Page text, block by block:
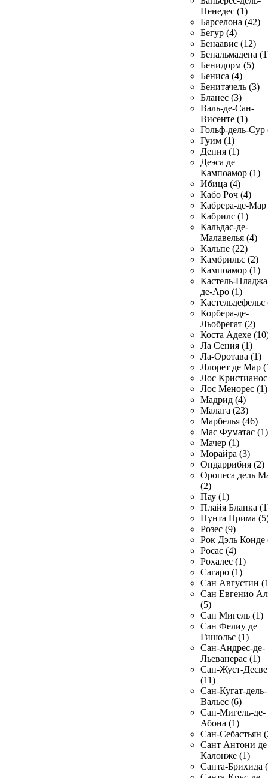
Пенедес (1)
Барселона (42)
Бегур (4)
Бенаавис (12)
Бенальмадена
Бенидорм (5)
Бениса (4)
Бенитачель (3)
Бланес (3)
Валь-де-Сан-
Висенте (1)
Гольф-дель-Сур
Гуим (1)
Дения (1)
Деэса де
Кампоамор (1)
Ибица (4)
Кабо Роч (4)
Кабрера-де-Мар
Кабрилс (1)
Кальдас-де-
Малавелья (4)
Кальпе (22)
Камбрильс (2)
Кампоамор (1)
Кастель-
де-Аро (1)
Кастельдефельс
Корбера-де-
Льобрегат (2)
Коста Адехе
Ла Сения (1)
Ла-Оротава (1)
Ллорет де Мар
Лос
Лос Менорес (1)
Мадрид (4)
Малага (23)
Марбелья (46)
Мас Фуматас (1)
Мачер (1)
Морайра (3)
Ондаррибия (2)
Оропеса дель
(2)
Пау (1)
Плайя Бланка
Пунта Прима
Розес (9)
Рок Дэль Конде
Росас (4)
Рохалес (1)
Сагаро (1)
Сан Августин
Сан Евгенио
(5)
Сан Мигель (1)
Сан Фелиу де
Гишольс (1)
Сан-Андрес-де-
Льеванерас (1)
Сан-Жуст-
(11)
Сан-Кугат-дель-
Вальес (6)
Сан-Мигель-де-
Абона (1)
Сан-Себастьян
Сант Антони де
Калонже (1)
Санта-Брихида